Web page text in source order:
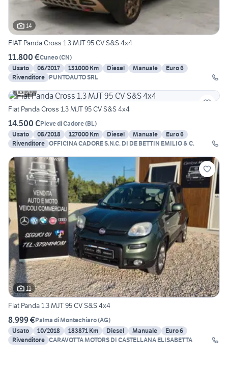
14
FIAT Panda Cross 1.3 MJT 95 CV S&S 4x4
11.800 €Cuneo(CN)
Usato
06/2017 131000 Km Diesel Manuale
Euro 6
Rivenditore PUNTOAUTO SRL
20
Fiat Panda Cross 1.3 MJT 95 CV S&S 4x4
14.500 €Pieve di Cadore(BL)
Usato
08/2018 127000 Km Diesel Manuale
Euro 6
Rivenditore OFFICINA CADORE S.N.C. DI DE BETTIN EMILIO & C.
11
Fiat Panda 1.3 MJT 95 CV S&S 4x4
8.999 €Palma di Montechiaro(AG)
Usato
10/2018 183871 Km Diesel Manuale
Euro 6
Rivenditore CARAVOTTA MOTORS DI CASTELLANA ELISABETTA